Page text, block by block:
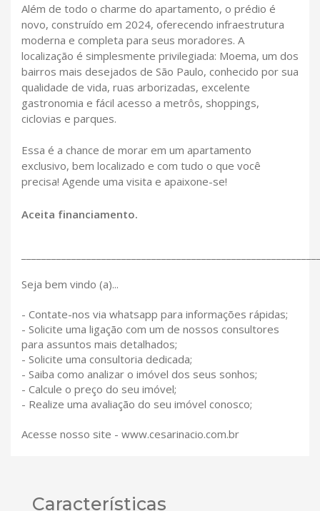
Além de todo o charme do apartamento, o prédio é
novo, construído em 2024, oferecendo infraestrutura
moderna e completa para seus moradores. A
localização é simplesmente privilegiada: Moema, um dos
bairros mais desejados de São Paulo, conhecido por sua
qualidade de vida, ruas arborizadas, excelente
gastronomia e fácil acesso a metrôs, shoppings,
ciclovias e parques.
Essa é a chance de morar em um apartamento
exclusivo, bem localizado e com tudo o que você
precisa! Agende uma visita e apaixone-se!
Aceita financiamento.
Seja bem vindo (a)...
- Contate-nos via whatsapp para informações rápidas;
- Solicite uma ligação com um de nossos consultores
para assuntos mais detalhados;
- Solicite uma consultoria dedicada;
- Saiba como analizar o imóvel dos seus sonhos;
- Calcule o preço do seu imóvel;
- Realize uma avaliação do seu imóvel conosco;
Acesse nosso site - www.cesarinacio.com.br
Características